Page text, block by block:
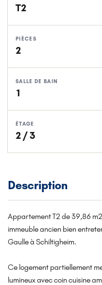
T2
PIÈCES
2
SALLE DE BAIN
1
ÉTAGE
2 / 3
Description
Appartement T2 de 39,86
immeuble ancien bien
Gaulle à Schiltigheim.
Ce logement partiellement
lumineux avec coin cuisine